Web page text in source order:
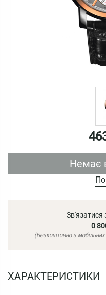
Немає
Зв'язатися
0
(Безкоштовно з мобільних
ХАРАКТЕРИСТИКИ